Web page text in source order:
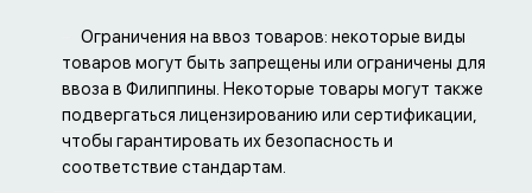
Ограничения на ввоз товаров: некоторые виды
товаров могут быть запрещены или ограничены для
ввоза в Филиппины. Некоторые товары могут также
подвергаться лицензированию или сертификации,
чтобы гарантировать их безопасность и
соответствие стандартам.